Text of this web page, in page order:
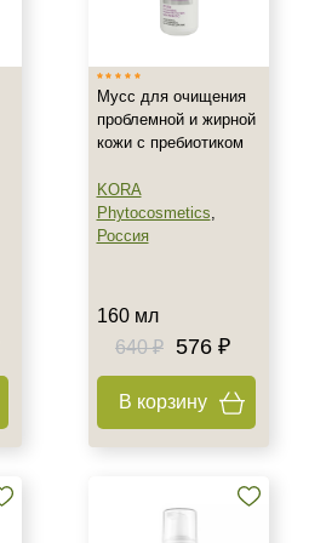
Мусс для очищения
проблемной и жирной
кожи с пребиотиком
KORA
Phytocosmetics,
Россия
160 мл
640 ₽ 576 ₽
В корзину